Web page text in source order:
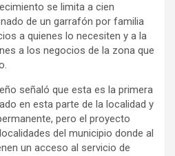
se limita a cien
de un garrafón por familia
a quienes lo necesiten y a la
a los negocios de la zona que
señaló que esta es la primera
en esta parte de la localidad y
pero el proyecto
del municipio donde al
un acceso al servicio de